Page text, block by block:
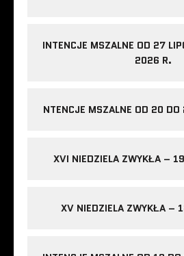
INTENCJE MSZALNE OD 27
2026 R.
NTENCJE MSZALNE OD 20
XVI NIEDZIELA ZWYKŁA –
XV NIEDZIELA ZWYKŁA –